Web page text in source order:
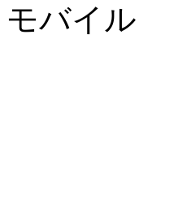
モバイル